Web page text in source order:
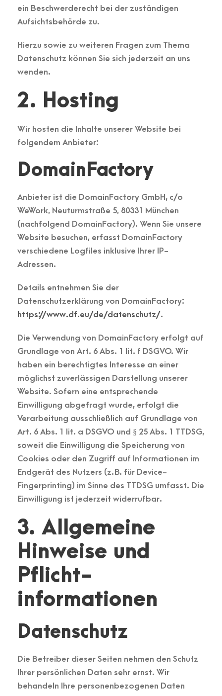
ein Beschwerderecht bei der zuständigen
Aufsichtsbehörde zu.
Hierzu sowie zu weiteren Fragen zum Thema
Datenschutz können Sie sich jederzeit an uns
wenden.
2. Hosting
Wir hosten die Inhalte unserer Website bei
folgendem Anbieter:
DomainFactory
Anbieter ist die DomainFactory GmbH, c/o
WeWork, Neuturmstraße 5, 80331 München
(nachfolgend DomainFactory). Wenn Sie unsere
Website besuchen, erfasst DomainFactory
verschiedene Logfiles inklusive Ihrer IP-
Adressen.
Details entnehmen Sie der
Datenschutzerklärung von DomainFactory:
https://www.df.eu/de/datenschutz/.
Die Verwendung von DomainFactory erfolgt auf
Grundlage von Art. 6 Abs. 1 lit. f DSGVO. Wir
haben ein berechtigtes Interesse an einer
möglichst zuverlässigen Darstellung unserer
Website. Sofern eine entsprechende
Einwilligung abgefragt wurde, erfolgt die
Verarbeitung ausschließlich auf Grundlage von
Art. 6 Abs. 1 lit. a DSGVO und § 25 Abs. 1 TTDSG,
soweit die Einwilligung die Speicherung von
Cookies oder den Zugriff auf Informationen im
Endgerät des Nutzers (z. B. für Device-
Fingerprinting) im Sinne des TTDSG umfasst. Die
Einwilligung ist jederzeit widerrufbar.
3. Allgemeine
Hinweise und
Pflicht­
informationen
Datenschutz
Die Betreiber dieser Seiten nehmen den Schutz
Ihrer persönlichen Daten sehr ernst. Wir
behandeln Ihre personenbezogenen Daten